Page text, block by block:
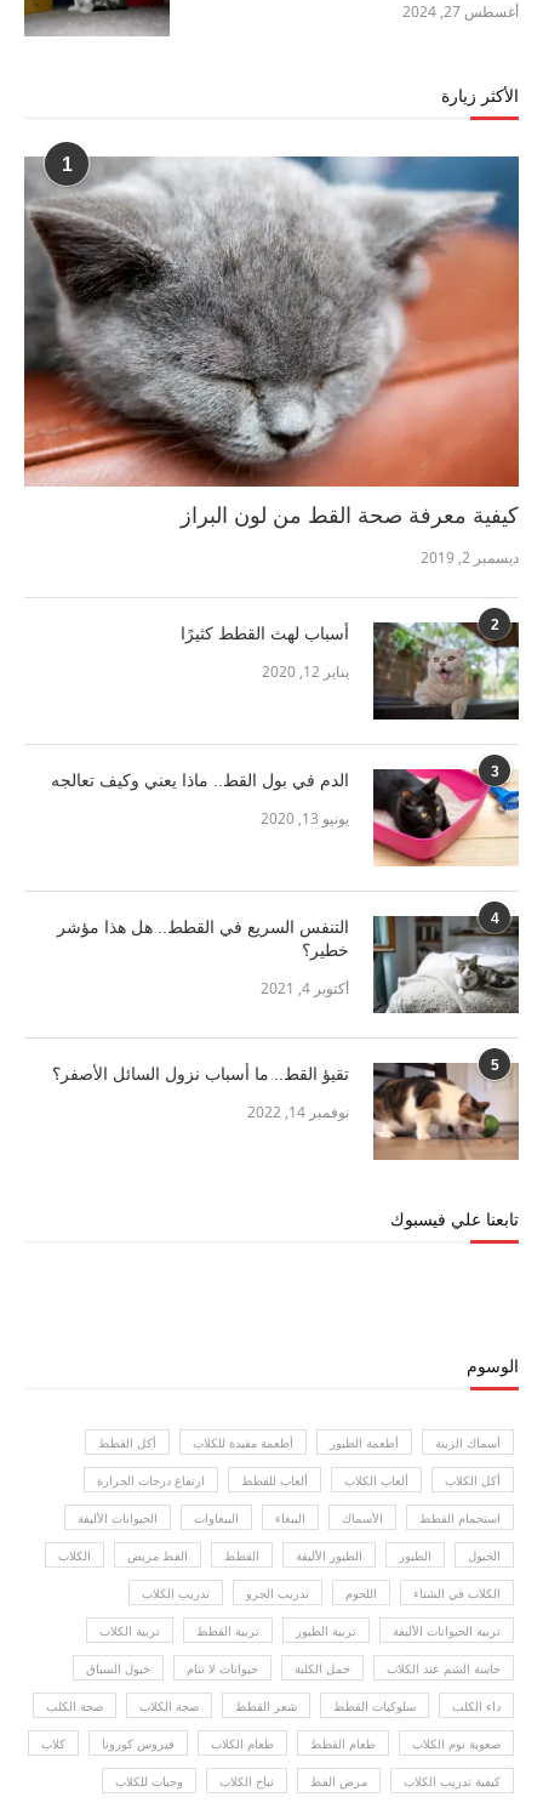
أغسطس 27, 2024
الأكثر زيارة
1
كيفية معرفة صحة القط من لون البراز
ديسمبر 2, 2019
2 أسباب لهث القطط كثيرًا
يناير 12, 2020
3 الدم في بول القط.. ماذا يعني وكيف تعالجه
يونيو 13, 2020
4
التنفس السريع في القطط.. هل هذا مؤشر
خطير؟
أكتوبر 4, 2021
5 تقيؤ القط.. ما أسباب نزول السائل الأصفر؟
نوفمبر 14, 2022
تابعنا علي فيسبوك
الوسوم
أسماك الزينة أطعمة الطيور أطعمة مفيدة للكلاب أكل القطط
أكل الكلاب ألعاب الكلاب ألعاب للقطط ارتفاع درجات الحرارة
استحمام القطط الأسماك الببغاء الببغاوات الحيوانات الأليفة
الخيول الطيور الطيور الأليفة القطط القط مريض الكلاب
الكلاب في الشتاء اللحوم تدريب الجرو تدريب الكلاب
تربية الحيوانات الأليفة تربية الطيور تربية القطط تربية الكلاب
حاسة الشم عند الكلاب حمل الكلبة حيوانات لا تنام خيول السباق
داء الكلب سلوكيات القطط شعر القطط صحة الكلاب صحة الكلب
صعوبة نوم الكلاب طعام القطط طعام الكلاب فيروس كورونا كلاب
كيفية تدريب الكلاب مرض القط نباح الكلاب وجبات للكلاب